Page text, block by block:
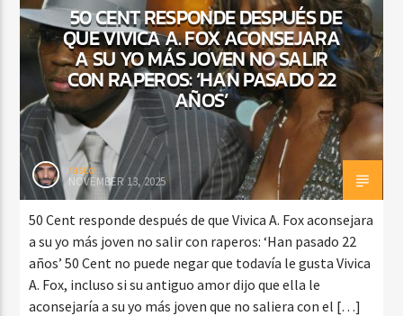
50 CENT RESPONDE DESPUÉS DE
QUE VIVICA A. FOX ACONSEJARA
A SU YO MÁS JOVEN NO SALIR
CON RAPEROS: ‘HAN PASADO 22
AÑOS’
rasco
NOVEMBER 13, 2025
50 Cent responde después de que Vivica A. Fox aconsejara
a su yo más joven no salir con raperos: ‘Han pasado 22
años’ 50 Cent no puede negar que todavía le gusta Vivica
A. Fox, incluso si su antiguo amor dijo que ella le
aconsejaría a su yo más joven que no saliera con el […]